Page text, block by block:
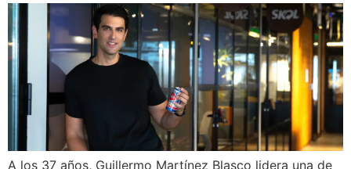
A los 37 años, Guillermo Martínez Blasco lidera una de